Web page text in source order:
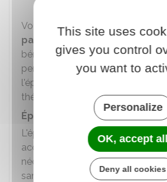
Vous devez avoir satisfait à
passer l'épreuve CIR
bénéfice de cette épreuve HC
pendant les 3 ans qui suivent la
l'épreuve HC à condition de
théorique motocyclette (code).
Épreuve en circulation (CIR)
L'épreuve CIR permet de vérifier
acquis les connaissances et les
nécessaires pour circuler en
sans surprendre et sans être
This site uses
gives you control
you want to
Personalize
OK, accept all
Deny all cookies